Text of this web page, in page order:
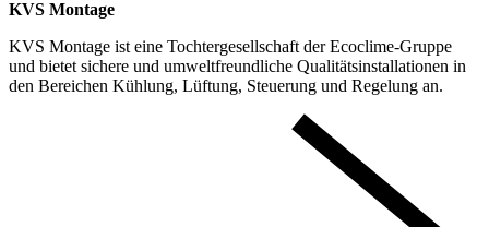
KVS Montage
KVS Montage ist eine Tochtergesellschaft der Ecoclime-Gruppe
und bietet sichere und umweltfreundliche Qualitätsinstallationen in
den Bereichen Kühlung, Lüftung, Steuerung und Regelung an.